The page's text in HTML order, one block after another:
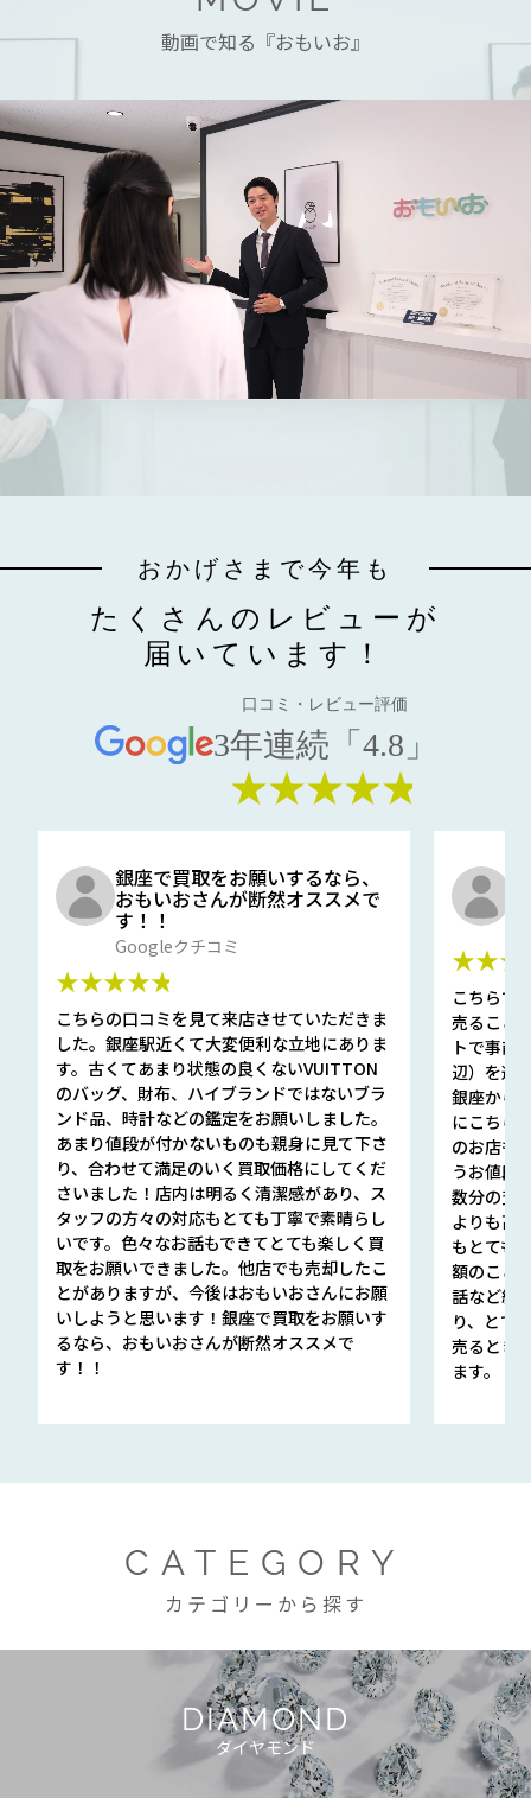
動画で知る『おもいお』
おかげさまで今年も
たくさんのレビューが
届いています！
口コミ・レビュー評価
3年連続「4.8」
★★★★★
銀座で買取をお願いするなら、
おもいおさんが断然オススメで
す！！
Googleクチコミ
★★★★★
こちらの口コミを見て来店させていただきま
した。銀座駅近くて大変便利な立地にありま
す。古くてあまり状態の良くないVUITTON
のバッグ、財布、ハイブランドではないブラ
ンド品、時計などの鑑定をお願いしました。
あまり値段が付かないものも親身に見て下さ
り、合わせて満足のいく買取価格にしてくだ
さいました！店内は明るく清潔感があり、ス
タッフの方々の対応もとても丁寧で素晴らし
いです。色々なお話もできてとても楽しく買
取をお願いできました。他店でも売却したこ
とがありますが、今後はおもいおさんにお願
いしようと思います！銀座で買取をお願いす
るなら、おもいおさんが断然オススメで
す！！
こちらで
売ること
トで事前
辺）を選
銀座から
にこちら
のお店も
うお値段
数分の査
よりも高
もとても
額のこと
話など細
り、とて
売るとき
ます。
CATEGORY
カテゴリーから探す
DIAMOND
ダイヤモンド